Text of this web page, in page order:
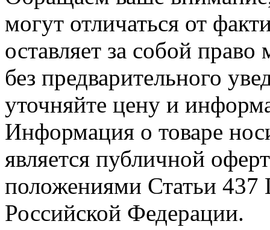
могут отличаться от
оставляет за собой право
без предварительного
уточняйте цену и
Информация о товаре
является публичной
положениями Статьи 437
Российской Федерации.